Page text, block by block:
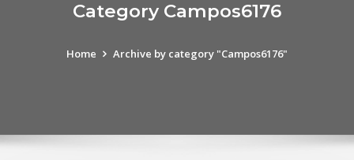
Category Campos6176
Home Archive by category "Campos6176"